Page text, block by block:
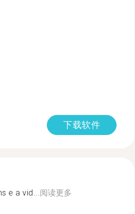
下载软件
e a vid...阅读更多